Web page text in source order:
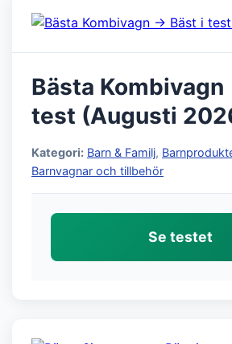
Bästa
test (Augusti
Kategori: Barn & Familj,
Barnvagnar och tillbehör
Se testet